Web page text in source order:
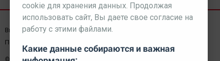
Выходные данные СМИ Реклама
Пользовательское соглашение
cookie для хранения данных. Продолжая
использовать сайт, Вы даете свое согласие на
работу с этими файлами.
Какие данные собираются и важная